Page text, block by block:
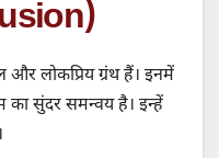
लोकप्रिय ग्रंथ हैं। इनमें
का सुंदर समन्वय है। इन्हें